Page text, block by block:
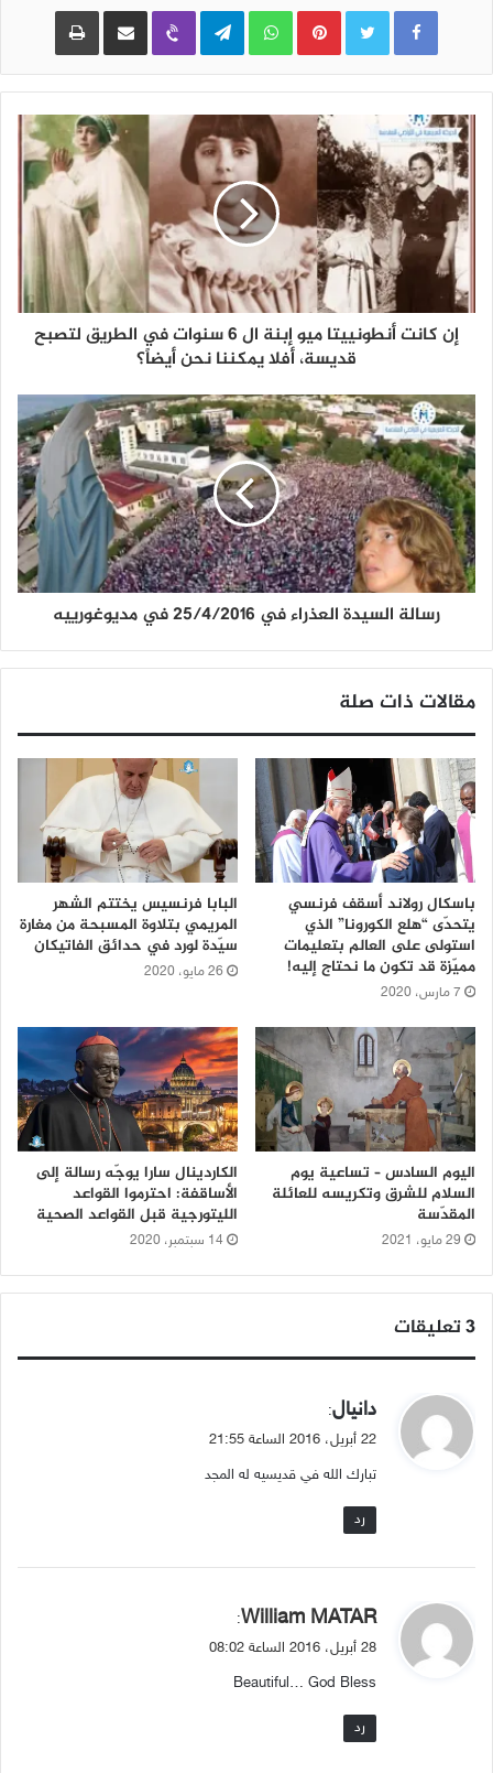
Pinterest
WhatsApp
Telegram
Viber مشاركة عبر البريد طباعة
إن كانت أنطونييتا ميو إبنة ال 6 سنوات في الطريق لتصبح
قديسة، أفلا يمكننا نحن أيضاً؟
رسالة السيدة العذراء في 25/4/2016 في مديوغورييه
مقالات ذات صلة
باسكال رولاند أسقف فرنسي
يتحدّى “هلع الكورونا” الذي
استولى على العالم بتعليمات
مميّزة قد تكون ما نحتاج إليه!
7 مارس، 2020
البابا فرنسيس يختتم الشهر
المريمي بتلاوة المسبحة من مغارة
سيّدة لورد في حدائق الفاتيكان
26 مايو، 2020
اليوم السادس – تساعية يوم
السلام للشرق وتكريسه للعائلة
المقدّسة
29 مايو، 2021
الكاردينال سارا يوجّه رسالة إلى
الأساقفة: احترموا القواعد
الليتورجية قبل القواعد الصحية
14 سبتمبر، 2020
‫3 تعليقات
ي
ق
ل
دانيال:
22 أبريل، 2016 الساعة 21:55
تبارك الله في قديسيه له المجد
رد
ي
ق
ل
William MATAR
:
28 أبريل، 2016 الساعة 08:02
Beautiful… God Bless
رد